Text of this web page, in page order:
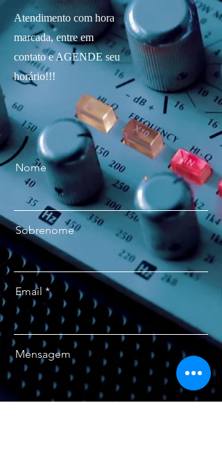
Atendimento com hora
marcada, entre em
contato e AGENDE seu
horário!!!
Nome
Sobrenome
Email
Mensagem